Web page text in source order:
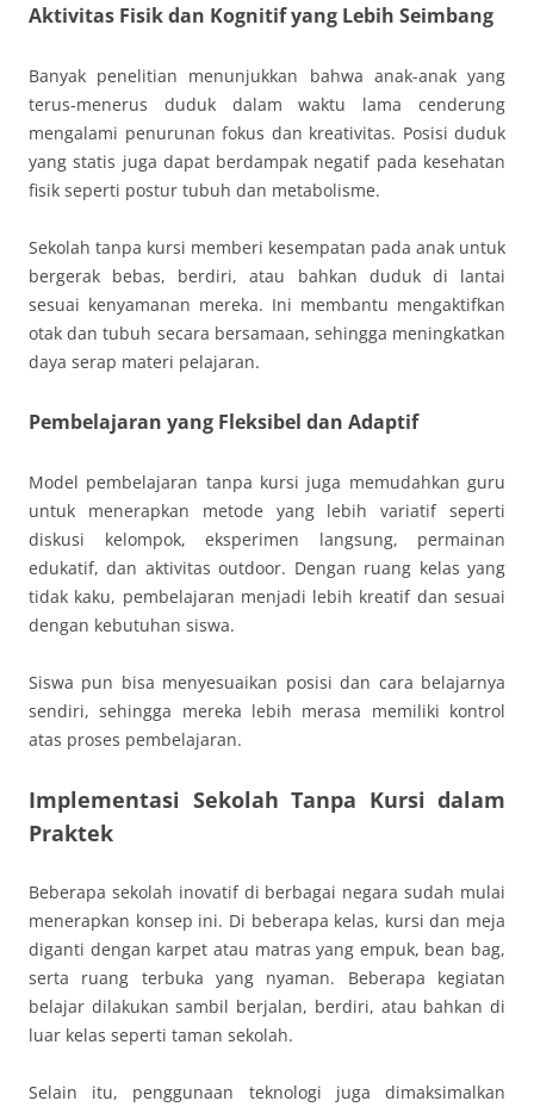
Aktivitas Fisik dan Kognitif yang Lebih Seimbang
Banyak penelitian menunjukkan bahwa anak-anak yang
terus-menerus duduk dalam waktu lama cenderung
mengalami penurunan fokus dan kreativitas. Posisi duduk
yang statis juga dapat berdampak negatif pada kesehatan
fisik seperti postur tubuh dan metabolisme.
Sekolah tanpa kursi memberi kesempatan pada anak untuk
bergerak bebas, berdiri, atau bahkan duduk di lantai
sesuai kenyamanan mereka. Ini membantu mengaktifkan
otak dan tubuh secara bersamaan, sehingga meningkatkan
daya serap materi pelajaran.
Pembelajaran yang Fleksibel dan Adaptif
Model pembelajaran tanpa kursi juga memudahkan guru
untuk menerapkan metode yang lebih variatif seperti
diskusi kelompok, eksperimen langsung, permainan
edukatif, dan aktivitas outdoor. Dengan ruang kelas yang
tidak kaku, pembelajaran menjadi lebih kreatif dan sesuai
dengan kebutuhan siswa.
Siswa pun bisa menyesuaikan posisi dan cara belajarnya
sendiri, sehingga mereka lebih merasa memiliki kontrol
atas proses pembelajaran.
Implementasi Sekolah Tanpa Kursi dalam
Praktek
Beberapa sekolah inovatif di berbagai negara sudah mulai
menerapkan konsep ini. Di beberapa kelas, kursi dan meja
diganti dengan karpet atau matras yang empuk, bean bag,
serta ruang terbuka yang nyaman. Beberapa kegiatan
belajar dilakukan sambil berjalan, berdiri, atau bahkan di
luar kelas seperti taman sekolah.
Selain itu, penggunaan teknologi juga dimaksimalkan